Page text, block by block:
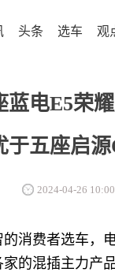
头条 选车 观
蓝电E5荣
于五座启源
2024-04-26 10:00
的消费者选车，
的混插主力产